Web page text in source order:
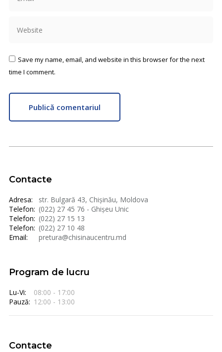
Save my name, email, and website in this browser for the next
time I comment.
Publică comentariul
Contacte
Adresa:
str. Bulgară 43, Chișinău, Moldova
Telefon: (022) 27 45 76 - Ghișeu Unic
Telefon: (022) 27 15 13
Telefon: (022) 27 10 48
Email:
pretura@chisinaucentru.md
Program de lucru
Lu-Vi:
08:00 - 17:00
Pauză: 12:00 - 13:00
Contacte